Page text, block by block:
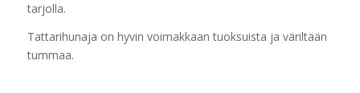
tarjolla.
Tattarihunaja on hyvin voimakkaan tuoksuista ja väriltään
tummaa.